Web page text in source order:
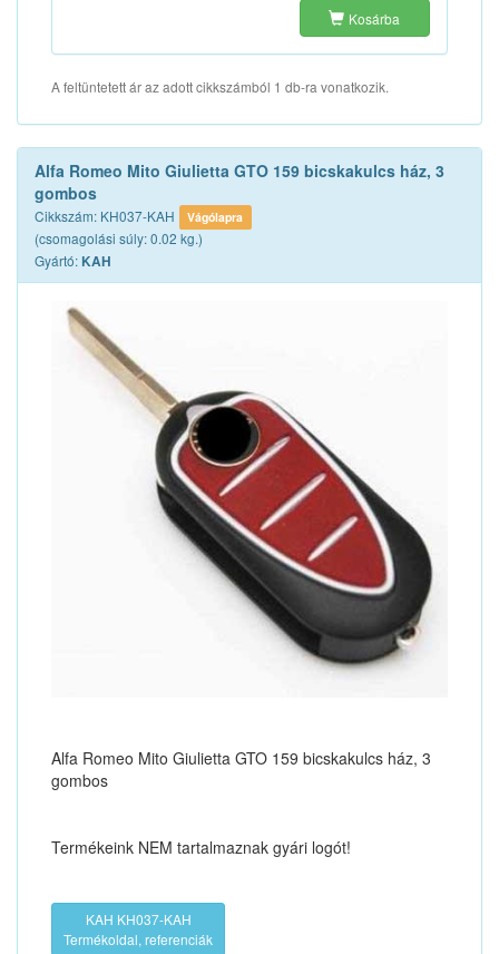
Kosárba
A feltüntetett ár az adott cikkszámból 1 db-ra vonatkozik.
Alfa Romeo Mito Giulietta GTO 159 bicskakulcs ház, 3
gombos
Cikkszám: KH037-KAH Vágólapra
(csomagolási súly: 0.02 kg.)
Gyártó: KAH
Alfa Romeo Mito Giulietta GTO 159 bicskakulcs ház, 3
gombos
Termékeink NEM tartalmaznak gyári logót!
KAH KH037-KAH
Termékoldal, referenciák